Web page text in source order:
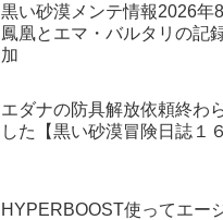
黒い砂漠メンテ情報2026年
鳳凰とエマ・バルタリの記
加
エダナの防具解放依頼終わ
した【黒い砂漠冒険日誌１
HYPERBOOST使ってエー